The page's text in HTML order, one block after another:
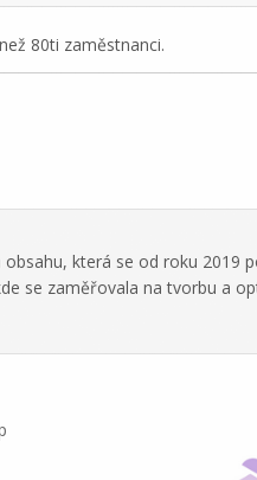
80ti zaměstnanci.
která se od roku
se zaměřovala na tvorbu a